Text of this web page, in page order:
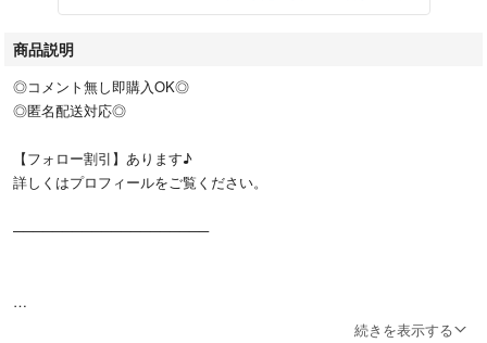
商品説明
◎コメント無し即購入OK◎
◎匿名配送対応◎
【フォロー割引】あります♪
詳しくはプロフィールをご覧ください。
────────────────────
続きを表示する